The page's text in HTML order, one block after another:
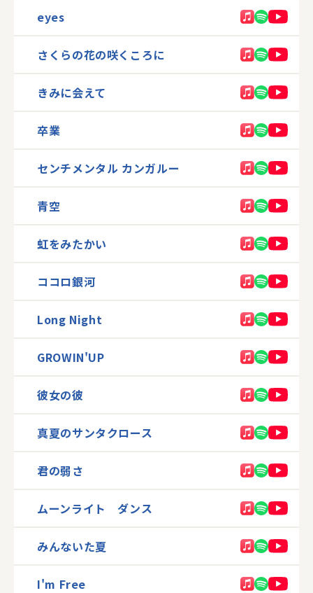
eyes
さくらの花の咲くころに
きみに会えて
卒業
センチメンタル カンガルー
青空
虹をみたかい
ココロ銀河
Long Night
GROWIN'UP
彼女の彼
真夏のサンタクロース
君の弱さ
ムーンライト ダンス
みんないた夏
I'm Free